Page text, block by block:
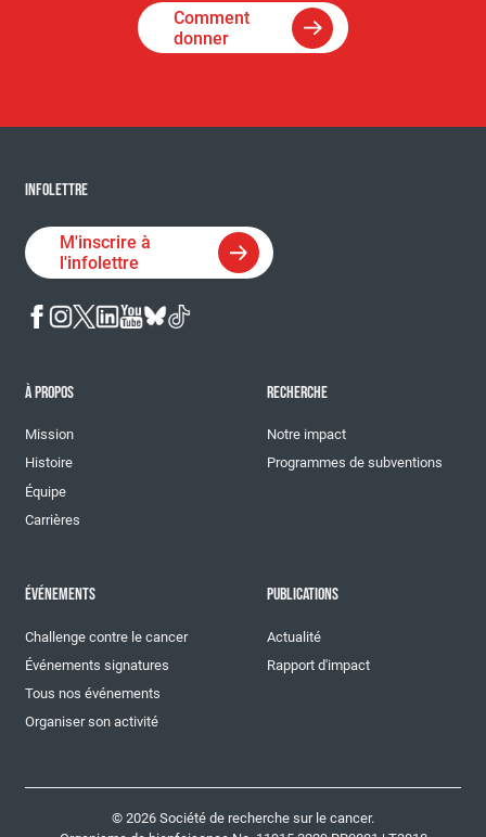
Comment
donner
INFOLETTRE
M'inscrire à
l'infolettre
À PROPOS
Mission
Histoire
Équipe
Carrières
RECHERCHE
Notre impact
Programmes de subventions
ÉVÉNEMENTS
Challenge contre le cancer
Événements signatures
Tous nos événements
Organiser son activité
PUBLICATIONS
Actualité
Rapport d'impact
© 2026 Société de recherche sur le cancer.